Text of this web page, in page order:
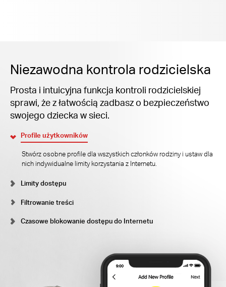
Niezawodna kontrola rodzicielska
Prosta i intuicyjna funkcja kontroli rodzicielskiej
sprawi, że z łatwością zadbasz o bezpieczeństwo
swojego dziecka w sieci.
Profile użytkowników
Stwórz osobne profile dla wszystkich członków rodziny i ustaw dla
nich indywidualne limity korzystania z Internetu.
Limity dostępu
Filtrowanie treści
Czasowe blokowanie dostępu do Internetu